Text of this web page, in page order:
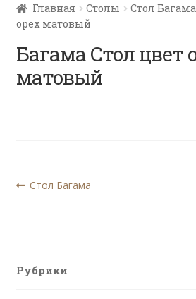
Ротанг оптом
Главная Столы Стол Багама
орех матовый
Багама Стол цвет
матовый
Навигация
Предыдущая
Стол Багама
Рубрики